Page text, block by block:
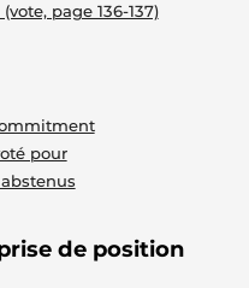
page 136-137)
pour
de position